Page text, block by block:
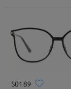
S0189